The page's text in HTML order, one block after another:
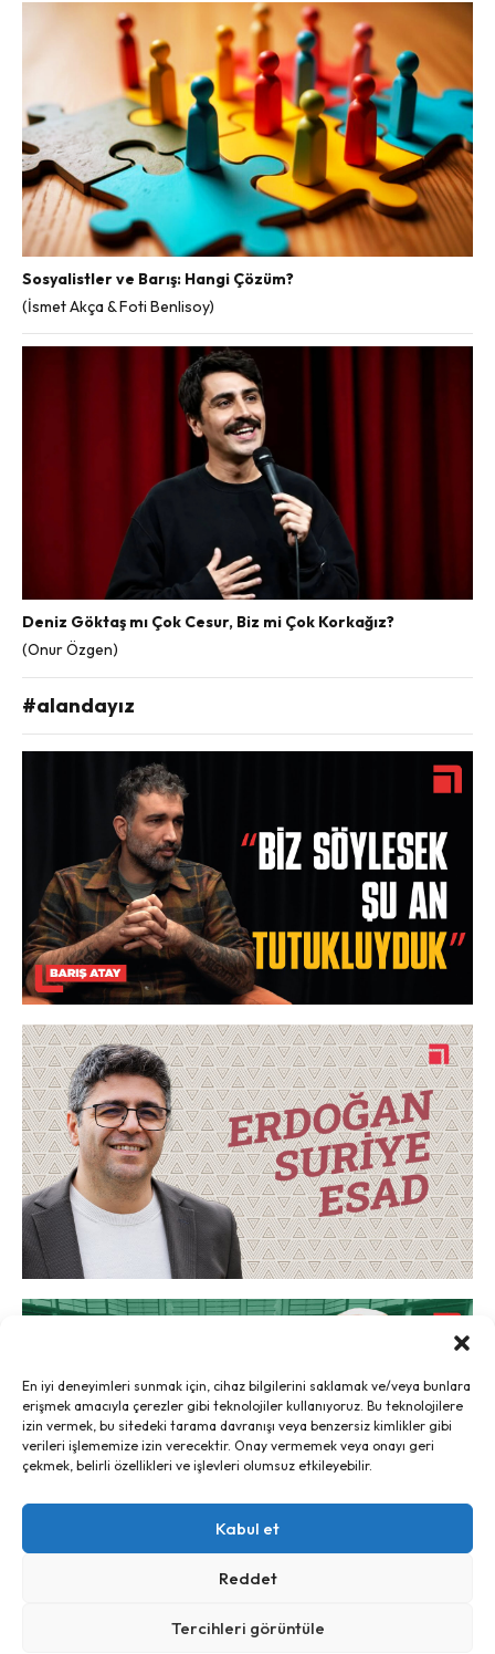
En iyi deneyimleri sunmak için, cihaz bilgilerini saklamak ve/veya bunlara
erişmek amacıyla çerezler gibi teknolojiler kullanıyoruz. Bu teknolojilere
izin vermek, bu sitedeki tarama davranışı veya benzersiz kimlikler gibi
verileri işlememize izin verecektir. Onay vermemek veya onayı geri
çekmek, belirli özellikleri ve işlevleri olumsuz etkileyebilir.
Kabul et
Reddet
Tercihleri görüntüle
Sosyalistler ve Barış: Hangi Çözüm?
(İsmet Akça & Foti Benlisoy)
Deniz Göktaş mı Çok Cesur, Biz mi Çok Korkağız?
(Onur Özgen)
#alandayız
Ayrım, 2024 - İletişim:ayrim@ayrim.org